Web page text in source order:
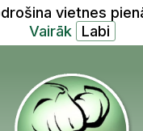
vietnes
Vairāk